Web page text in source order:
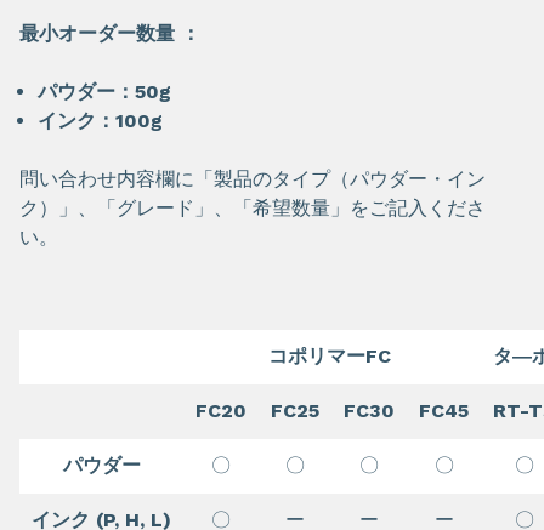
最小オーダー数量 ：
パウダー：50g
インク：100g
問い合わせ内容欄に「製品のタイプ（パウダー・イン
ク）」、「グレード」、「希望数量」をご記入くださ
い。
コポリマーFC タ―
FC20 FC25 FC30 FC45 RT-
パウダー 〇 〇 〇 〇 〇
インク (P, H, L) 〇 ー ー ー 〇